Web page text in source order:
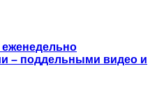
– поддельными видео и